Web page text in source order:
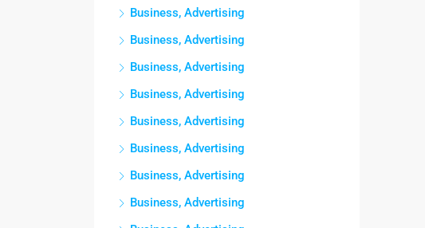
Business, Advertising
Business, Advertising
Business, Advertising
Business, Advertising
Business, Advertising
Business, Advertising
Business, Advertising
Business, Advertising